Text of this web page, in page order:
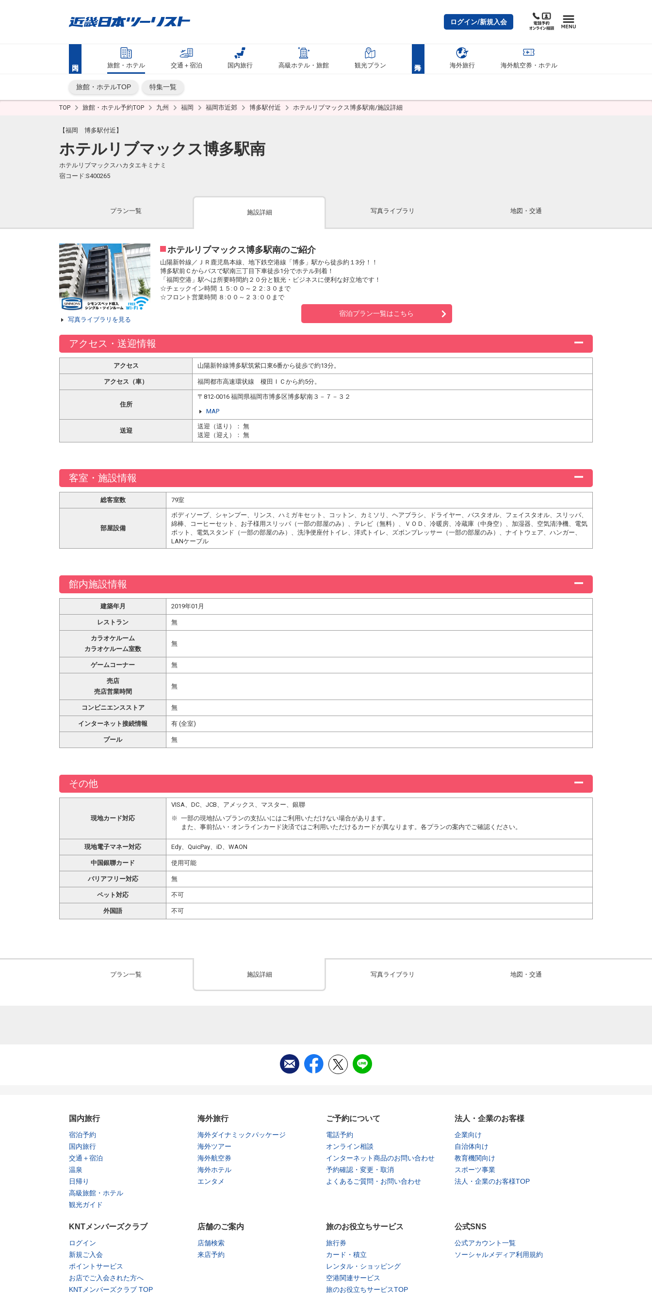
ログイン/新規入会
旅館・ホテル 交通＋宿泊 国内旅行 高級ホテル・旅館 観光プラン 海外旅行 海外航空券・ホテル
旅館・ホテルTOP 特集一覧
TOP 旅館・ホテル予約TOP 九州 福岡 福岡市近郊 博多駅付近 ホテルリブマックス博多駅南/施設詳細
【福岡 博多駅付近】
ホテルリブマックス博多駅南
ホテルリブマックスハカタエキミナミ
宿コード:S400265
プラン一覧 施設詳細 写真ライブラリ 地図・交通
写真ライブラリを見る
ホテルリブマックス博多駅南のご紹介
山陽新幹線／ＪＲ鹿児島本線、地下鉄空港線「博多」駅から徒歩約１3分！！
博多駅前Ｃからバスで駅南三丁目下車徒歩1分でホテル到着！
「福岡空港」駅へは所要時間約２０分と観光・ビジネスに便利な好立地です！
☆チェックイン時間 １５:００～２２:３０まで
☆フロント営業時間 ８:００～２３:００まで
宿泊プラン一覧はこちら
アクセス・送迎情報
アクセス 山陽新幹線博多駅筑紫口東6番から徒歩で約13分。
アクセス（車） 福岡都市高速環状線 榎田ＩＣから約5分。
住所
〒812-0016 福岡県福岡市博多区博多駅南３－７－３２
MAP
送迎
送迎（送り）： 無
送迎（迎え）： 無
客室・施設情報
総客室数 79室
部屋設備
ボディソープ、シャンプー、リンス、ハミガキセット、コットン、カミソリ、ヘアブラシ、ドライヤー、バスタオル、フェイスタオル、スリッパ、
綿棒、コーヒーセット、お子様用スリッパ（一部の部屋のみ）、テレビ（無料）、ＶＯＤ、冷暖房、冷蔵庫（中身空）、加湿器、空気清浄機、電気
ポット、電気スタンド（一部の部屋のみ）、洗浄便座付トイレ、洋式トイレ、ズボンプレッサー（一部の部屋のみ）、ナイトウェア、ハンガー、
LANケーブル
館内施設情報
建築年月 2019年01月
レストラン 無
カラオケルーム
カラオケルーム室数
無
ゲームコーナー 無
売店
売店営業時間
無
コンビニエンスストア 無
インターネット接続情報 有 (全室)
プール 無
その他
現地カード対応
VISA、DC、JCB、アメックス、マスター、銀聯
一部の現地払いプランの支払いにはご利用いただけない場合があります。
また、事前払い・オンラインカード決済ではご利用いただけるカードが異なります。各プランの案内でご確認ください。
現地電子マネー対応 Edy、QuicPay、iD、WAON
中国銀聯カード 使用可能
バリアフリー対応 無
ペット対応 不可
外国語 不可
プラン一覧 施設詳細 写真ライブラリ 地図・交通
国内旅行
宿泊予約
国内旅行
交通＋宿泊
温泉
日帰り
高級旅館・ホテル
観光ガイド
海外旅行
海外ダイナミックパッケージ
海外ツアー
海外航空券
海外ホテル
エンタメ
ご予約について
電話予約
オンライン相談
インターネット商品のお問い合わせ
予約確認・変更・取消
よくあるご質問・お問い合わせ
法人・企業のお客様
企業向け
自治体向け
教育機関向け
スポーツ事業
法人・企業のお客様TOP
KNTメンバーズクラブ
ログイン
新規ご入会
ポイントサービス
お店でご入会された方へ
KNTメンバーズクラブ TOP
店舗のご案内
店舗検索
来店予約
旅のお役立ちサービス
旅行券
カード・積立
レンタル・ショッピング
空港関連サービス
旅のお役立ちサービスTOP
公式SNS
公式アカウント一覧
ソーシャルメディア利用規約